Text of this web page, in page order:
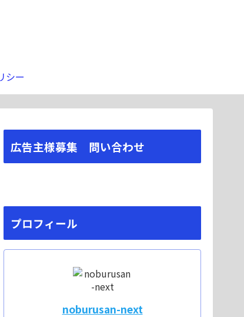
シー
広告主様募集 問い合わせ
プロフィール
noburusan-next